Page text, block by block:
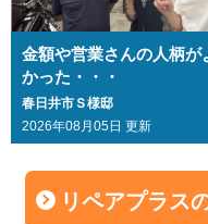
金額や営業さんの人柄が
かった・・・
春日井市Ｓ様邸
2026年08月05日 更新
リペアプラス